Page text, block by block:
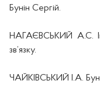
Бунін Сергій.
НАГАЄВСЬКИЙ А.С.
зв’язку.
ЧАЙКІВСЬКИЙ І.А.